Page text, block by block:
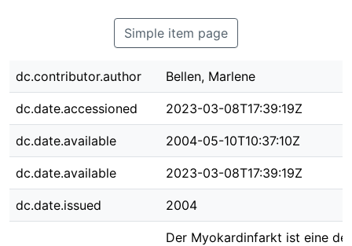
Simple item page
dc.contributor.author Bellen, Marlene
dc.date.accessioned 2023-03-08T17:39:19Z
dc.date.available 2004-05-10T10:37:10Z
dc.date.available 2023-03-08T17:39:19Z
dc.date.issued 2004
Der Myokardinfarkt ist eine der